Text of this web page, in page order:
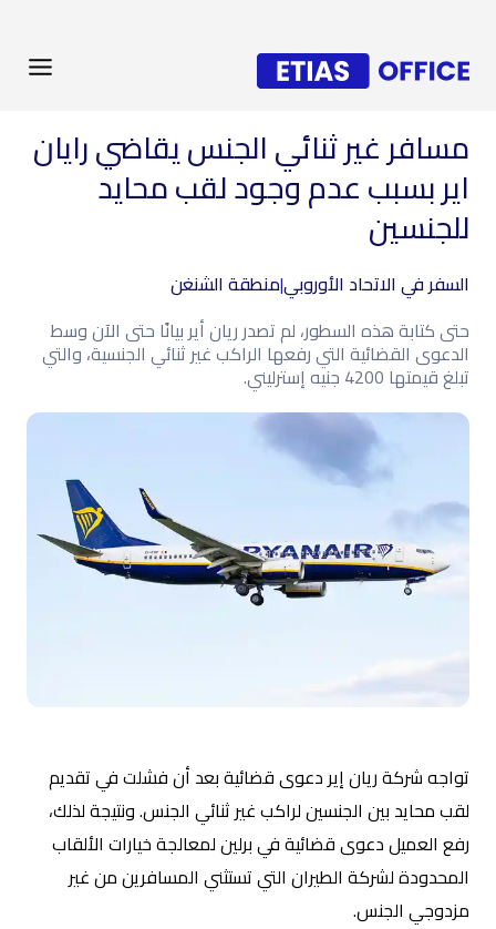
مسافر غير ثنائي الجنس يقاضي رايان
اير بسبب عدم وجود لقب محايد
للجنسين
السفر في الاتحاد الأوروبي|منطقة الشنغن
حتى كتابة هذه السطور، لم تصدر ريان أير بيانًا حتى الآن وسط
الدعوى القضائية التي رفعها الراكب غير ثنائي الجنسية، والتي
تبلغ قيمتها 4200 جنيه إسترليني.
تواجه شركة ريان إير دعوى قضائية بعد أن فشلت في تقديم
لقب محايد بين الجنسين لراكب غير ثنائي الجنس. ونتيجة لذلك،
رفع العميل دعوى قضائية في برلين لمعالجة خيارات الألقاب
المحدودة لشركة الطيران التي تستثني المسافرين من غير
مزدوجي الجنس.